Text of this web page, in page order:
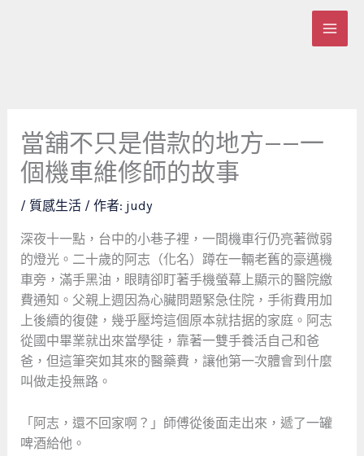
當舖不只是借款的地方——一
個機車維修師的故事
/ 質感生活/ 作者: judy
深夜十一點，台中的小巷子裡，一間機車行仍亮著微弱
的燈光。二十歲的阿志（化名）蹲在一輛老舊的豪邁機
車旁，滿手黑油，眼睛卻盯著手機螢幕上顯示的醫院繳
費通知。父親上週因為心臟問題緊急住院，手術費用加
上後續的復健，幾乎壓垮這個原本就拮据的家庭。阿志
從國中畢業就出來當學徒，靠著一雙手養活自己和爸
爸，但這筆突如其來的醫藥費，讓他第一次體會到什麼
叫做走投無路。
「阿志，還不回家啊？」師傅從後面走出來，遞了一罐
啤酒給他。